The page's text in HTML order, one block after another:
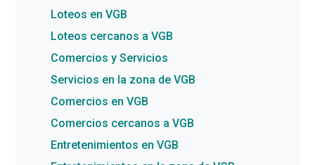
Loteos en VGB
Loteos cercanos a VGB
Comercios y Servicios
Servicios en la zona de VGB
Comercios en VGB
Comercios cercanos a VGB
Entretenimientos en VGB